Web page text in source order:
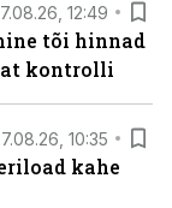
12:49
tõi hinnad
kontrolli
10:35
kahe